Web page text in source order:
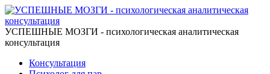
УСПЕШНЫЕ МОЗГИ - психологическая аналитическая
консультация
Консультация